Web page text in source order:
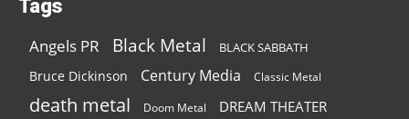
Tags
Angels PR Black Metal BLACK SABBATH
Bruce Dickinson Century Media Classic Metal
death metal Doom Metal DREAM THEATER